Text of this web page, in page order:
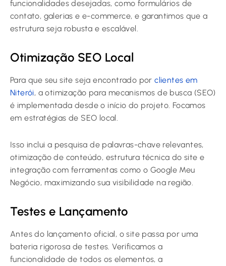
funcionalidades desejadas, como formulários de
contato, galerias e e-commerce, e garantimos que a
estrutura seja robusta e escalável.
Otimização SEO Local
Para que seu site seja encontrado porclientes em
Niterói, a otimização para mecanismos de busca (SEO)
é implementada desde o início do projeto. Focamos
em estratégias de SEO local.
Isso inclui a pesquisa de palavras-chave relevantes,
otimização de conteúdo, estrutura técnica do site e
integração com ferramentas como o Google Meu
Negócio, maximizando sua visibilidade na região.
Testes e Lançamento
Antes do lançamento oficial, o site passa por uma
bateria rigorosa de testes. Verificamos a
funcionalidade de todos os elementos, a